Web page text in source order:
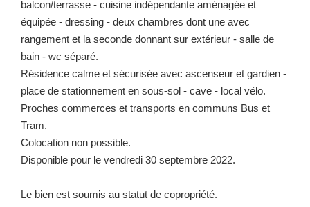
balcon/terrasse - cuisine indépendante aménagée et
équipée - dressing - deux chambres dont une avec
rangement et la seconde donnant sur extérieur - salle de
bain - wc séparé.
Résidence calme et sécurisée avec ascenseur et gardien -
place de stationnement en sous-sol - cave - local vélo.
Proches commerces et transports en communs Bus et
Tram.
Colocation non possible.
Disponible pour le vendredi 30 septembre 2022.
Le bien est soumis au statut de copropriété.